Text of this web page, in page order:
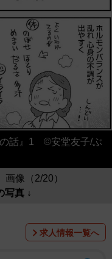
の話』1 ©安堂友子/ぶ
像（2/20）
写真 ↓
求人情報一覧へ